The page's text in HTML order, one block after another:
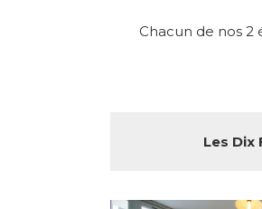
Chacun de nos 2
Les Dix